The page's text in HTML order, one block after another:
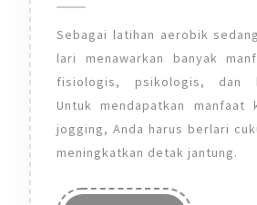
Sebagai latihan aerobik
lari menawarkan banyak
fisiologis, psikologis, dan
Untuk mendapatkan manfaat
jogging, Anda harus berlari
meningkatkan detak jantung.